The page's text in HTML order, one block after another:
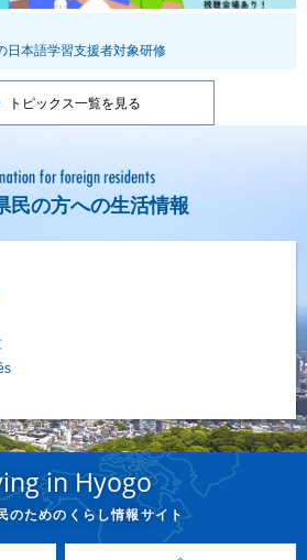
本語学習支援者対象研修
トピックス一覧を見る
民の方への生活情報
in Hyogo
のためのくらし情報サイト